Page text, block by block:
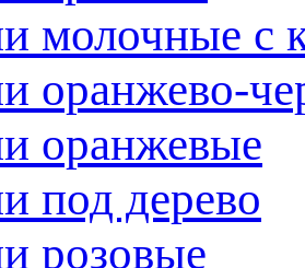
молочные с
оранжево-
оранжевые
под дерево
розовые